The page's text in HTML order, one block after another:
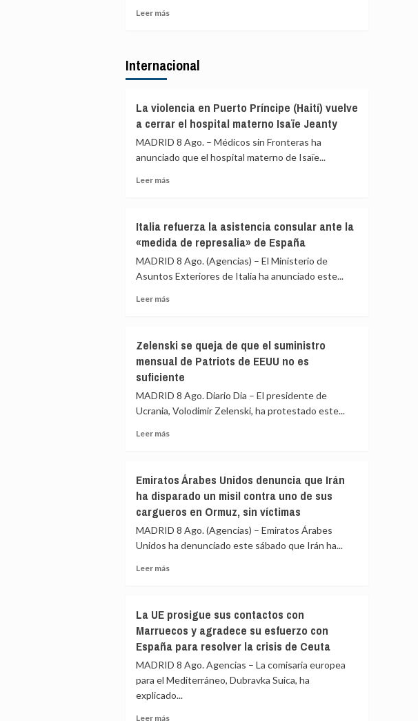
a
Sánchez
de
España
en
la
Leer másLeer
pide
transparencia
reunir
al
Consejo
Seguridad
«agujeros
negros»
de
la
crisis
Ceuta
Internacional
La violencia en Puerto Príncipe (Haití) vuelve
a cerrar el hospital materno Isaïe Jeanty
MADRID 8 Ago. – Médicos sin Fronteras ha
anunciado que el hospital materno de Isaïe...
Leer másLeer
violencia
en
Puerto
(Haití)
vuelve
hospital
materno
Isaïe
Italia refuerza la asistencia consular ante la
«medida de represalia» de España
MADRID 8 Ago. (Agencias) – El Ministerio de
Asuntos Exteriores de Italia ha anunciado este...
Leer másLeer
refuerza
la
asistencia
ante
la
España
Zelenski se queja de que el suministro
mensual de Patriots de EEUU no es
suficiente
MADRID 8 Ago. Diario Dia – El presidente de
Ucrania, Volodimir Zelenski, ha protestado este...
Leer másLeer
se
queja
de
el
suministro
EEUU
no
suficiente
Emiratos Árabes Unidos denuncia que Irán
ha disparado un misil contra uno de sus
cargueros en Ormuz, sin víctimas
MADRID 8 Ago. (Agencias) – Emiratos Árabes
Unidos ha denunciado este sábado que Irán ha...
Leer másLeer
Árabes
Unidos
denuncia
Irán
ha
disparado
La UE prosigue sus contactos con
Marruecos y agradece su esfuerzo con
España para resolver la crisis de Ceuta
MADRID 8 Ago. Agencias – La comisaria europea
para el Mediterráneo, Dubravka Suica, ha
explicado...
Leer másLeer